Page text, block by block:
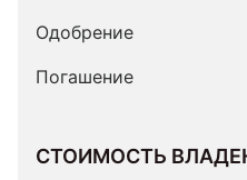
Одобрение
Погашение
СТОИМОСТЬ